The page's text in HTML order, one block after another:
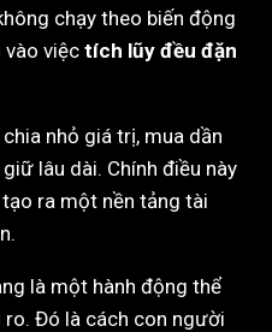
chạy theo biến động
vào việc tích lũy đều đặn
nhỏ giá trị, mua dần
lâu dài. Chính điều này
ra một nền tảng tài
là một hành động thể
Đó là cách con người